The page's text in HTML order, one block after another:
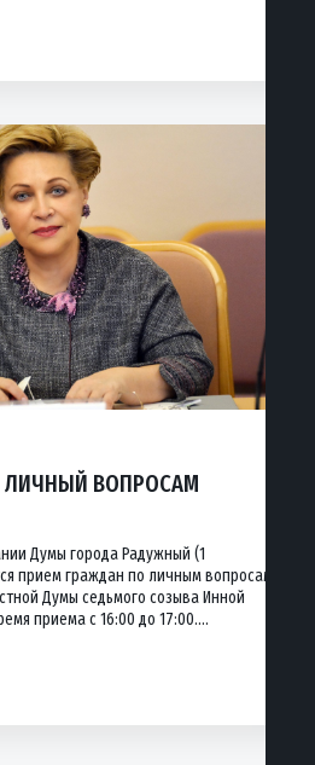
ЛИЧНЫЙ ВОПРОСАМ
Думы города Радужный (1
прием граждан по личным вопросам
Думы седьмого созыва Инной
приема с 16:00 до 17:00....